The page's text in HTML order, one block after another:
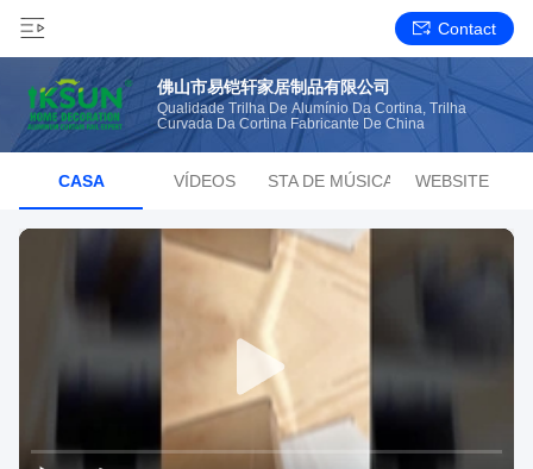
Contact
佛山市易铠轩家居制品有限公司
Qualidade Trilha De Alumínio Da Cortina, Trilha
Curvada Da Cortina Fabricante De China
CASA VÍDEOS LISTA DE MÚSICAS WEBSITE